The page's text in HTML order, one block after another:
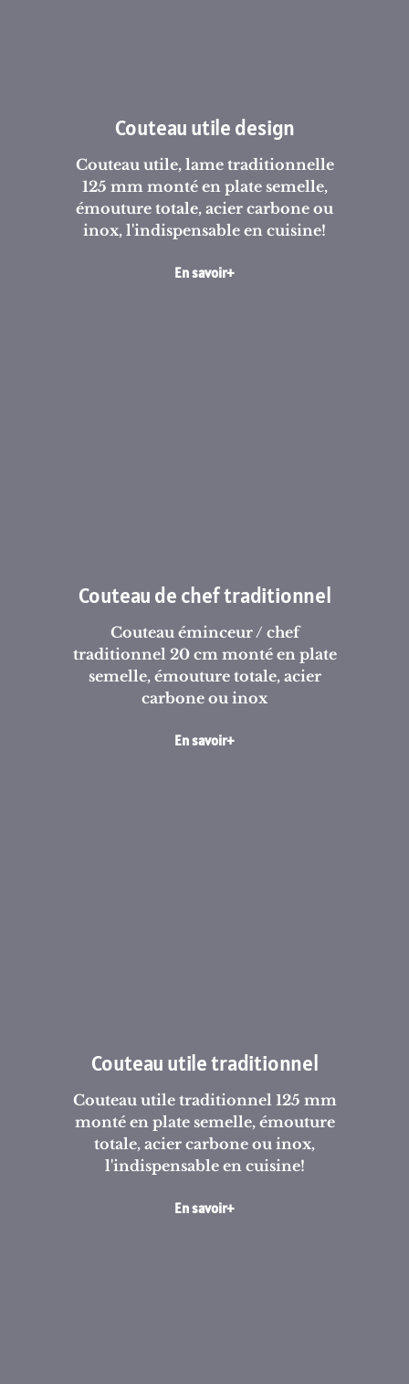
Couteau utile design
Couteau utile, lame traditionnelle
125 mm monté en plate semelle,
émouture totale, acier carbone ou
inox, l'indispensable en cuisine!
En savoir+
Couteau de chef traditionnel
Couteau éminceur / chef
traditionnel 20 cm monté en plate
semelle, émouture totale, acier
carbone ou inox
En savoir+
Couteau utile traditionnel
Couteau utile traditionnel 125 mm
monté en plate semelle, émouture
totale, acier carbone ou inox,
l'indispensable en cuisine!
En savoir+